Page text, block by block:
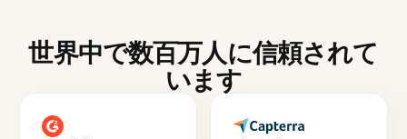
世界中で数百万人に信頼されて
います